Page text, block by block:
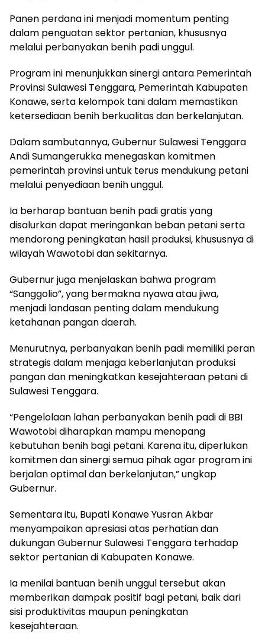
Panen perdana ini menjadi momentum penting
dalam penguatan sektor pertanian, khususnya
melalui perbanyakan benih padi unggul.
Program ini menunjukkan sinergi antara Pemerintah
Provinsi Sulawesi Tenggara, Pemerintah Kabupaten
Konawe, serta kelompok tani dalam memastikan
ketersediaan benih berkualitas dan berkelanjutan.
Dalam sambutannya, Gubernur Sulawesi Tenggara
Andi Sumangerukka menegaskan komitmen
pemerintah provinsi untuk terus mendukung petani
melalui penyediaan benih unggul.
Ia berharap bantuan benih padi gratis yang
disalurkan dapat meringankan beban petani serta
mendorong peningkatan hasil produksi, khususnya di
wilayah Wawotobi dan sekitarnya.
Gubernur juga menjelaskan bahwa program
“Sanggolio”, yang bermakna nyawa atau jiwa,
menjadi landasan penting dalam mendukung
ketahanan pangan daerah.
Menurutnya, perbanyakan benih padi memiliki peran
strategis dalam menjaga keberlanjutan produksi
pangan dan meningkatkan kesejahteraan petani di
Sulawesi Tenggara.
“Pengelolaan lahan perbanyakan benih padi di BBI
Wawotobi diharapkan mampu menopang
kebutuhan benih bagi petani. Karena itu, diperlukan
komitmen dan sinergi semua pihak agar program ini
berjalan optimal dan berkelanjutan,” ungkap
Gubernur.
Sementara itu, Bupati Konawe Yusran Akbar
menyampaikan apresiasi atas perhatian dan
dukungan Gubernur Sulawesi Tenggara terhadap
sektor pertanian di Kabupaten Konawe.
Ia menilai bantuan benih unggul tersebut akan
memberikan dampak positif bagi petani, baik dari
sisi produktivitas maupun peningkatan
kesejahteraan.